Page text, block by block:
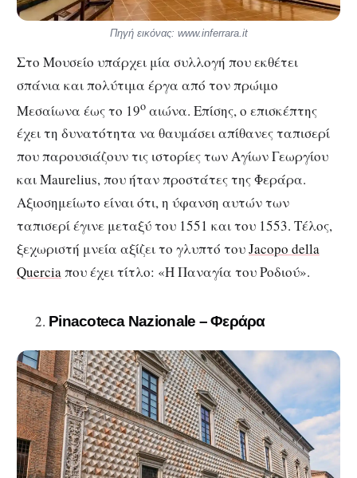
Πηγή εικόνας: www.inferrara.it
Στο Μουσείο υπάρχει μία συλλογή που εκθέτει
σπάνια και πολύτιμα έργα από τον πρώιμο
Μεσαίωνα έως το 19ο αιώνα. Επίσης, ο επισκέπτης
έχει τη δυνατότητα να θαυμάσει απίθανες ταπισερί
που παρουσιάζουν τις ιστορίες των Αγίων Γεωργίου
και Maurelius, που ήταν προστάτες της Φεράρα.
Αξιοσημείωτο είναι ότι, η ύφανση αυτών των
ταπισερί έγινε μεταξύ του 1551 και του 1553. Τέλος,
ξεχωριστή μνεία αξίζει το γλυπτό τουJacopo della
Querciaπου έχει τίτλο: «Η Παναγία του Ροδιού».
Pinacoteca Nazionale – Φεράρα